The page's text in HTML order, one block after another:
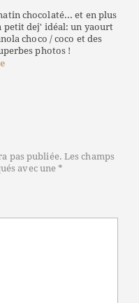
chocolaté... et en plus
petit dej' idéal: un yaourt
choco / coco et des
photos !
pas publiée. Les champs
avec une *